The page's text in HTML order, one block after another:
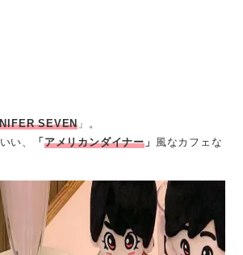
SEVEN 」。
い、
「 アメリカンダイナー 」 風なカフェな